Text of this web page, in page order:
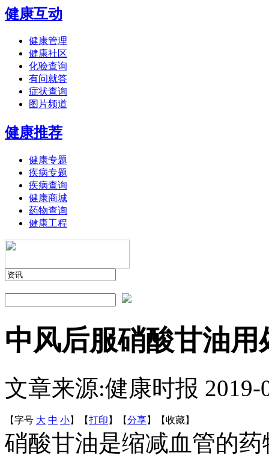
健康互动
健康管理
健康社区
化验查询
有问就答
症状查询
图片频道
健康推荐
健康专题
疾病专题
疾病查询
健康商城
药物查询
健康工程
中风后服硝酸甘油用
文章来源:健康时报 2019-
【字号 大 中 小】 【打印 】 【分享】 【收藏】
硝酸甘油是缩减血管的